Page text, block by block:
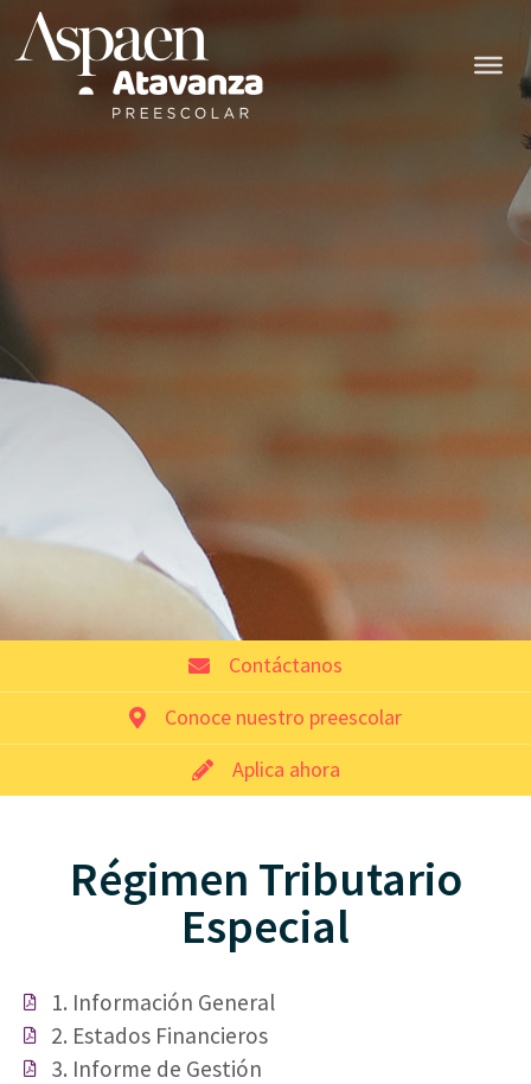
Contáctanos
Conoce nuestro preescolar
Aplica ahora
Régimen Tributario
Especial
1. Información General
2. Estados Financieros
3. Informe de Gestión